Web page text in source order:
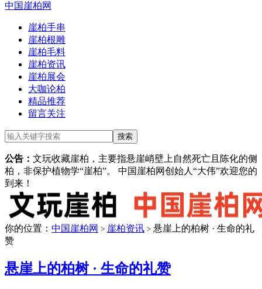
中国崖柏网
崖柏手串
崖柏根雕
崖柏毛料
崖柏资讯
崖柏展会
大咖论柏
精品推荐
留言关注
公告： 文玩收藏崖柏，主要指悬崖峭壁上自然死亡且陈化的侧
柏，非保护植物学“崖柏”。 中国崖柏网创始人“大伟”欢迎您的
到来！
你的位置： 中国崖柏网 > 崖柏资讯 > 悬崖上的柏树 · 生命的礼
赞
悬崖上的柏树 · 生命的礼赞